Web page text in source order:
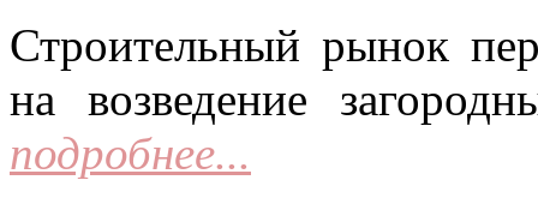
Строительный рынок
на возведение
подробнее...